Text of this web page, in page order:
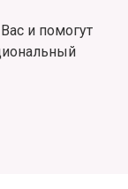
и помогут